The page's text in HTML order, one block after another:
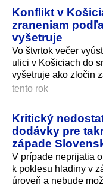
Konflikt v
zraneniam
vyšetruje
Vo štvrtok večer
ulici v Košiciach do
vyšetruje ako zločin
tento rok
Kritický
dodávky pre
západe
V prípade neprijatia
k poklesu hladiny v
úroveň a nebude